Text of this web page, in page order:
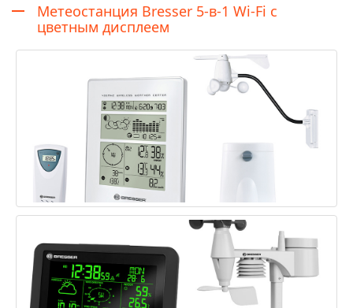
Метеостанция Bresser 5-в-1 Wi-Fi с
цветным дисплеем